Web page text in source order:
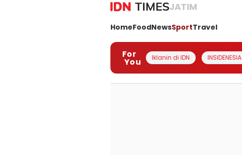
JATIM
HomeFoodNewsSportTravel
For
You Iklanin di IDN INSIDENESIA